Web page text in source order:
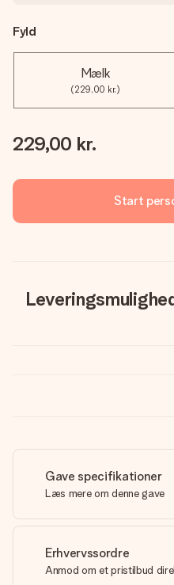
Fyld
Mælk
(229,00 kr.)
229,00 kr.
Start
Gave specifikationer
Læs mere om denne gave
Erhvervssordre
Anmod om et pristilbud